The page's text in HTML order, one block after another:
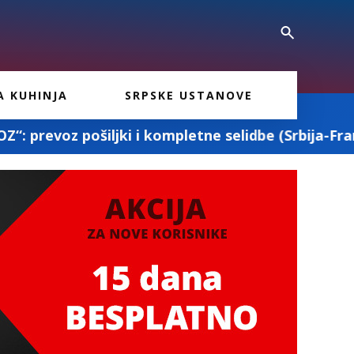
KUHINJA SRPSKE USTANOVE
selidbe (Srbija-Francuska-Srbija)